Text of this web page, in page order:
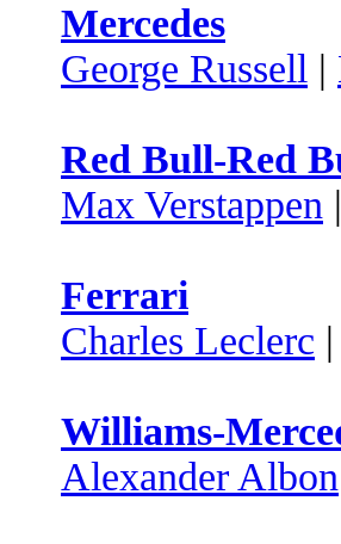
Mercedes
George Russell |
Red Bull-Red
Max Verstappen |
Ferrari
Charles Leclerc |
Williams-
Alexander Albon